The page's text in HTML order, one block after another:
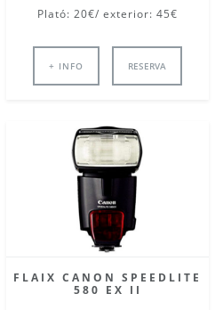
Plató: 20€/ exterior: 45€
+ INFO RESERVA
FLAIX CANON SPEEDLITE
580 EX II